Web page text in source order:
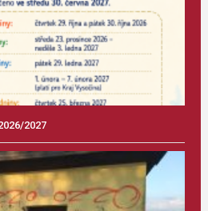
2027